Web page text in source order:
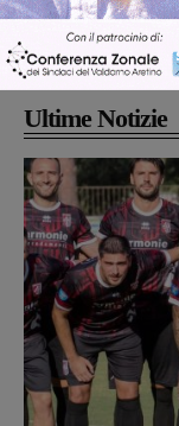
La ragazza deceduta per
era stata in vacanza in
appello alla profilassi
Ultime Notizie